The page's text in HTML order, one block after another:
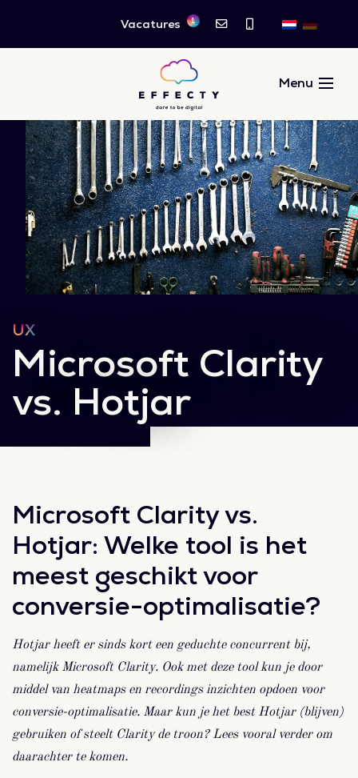
Vacatures 1
UX
Microsoft Clarity
vs. Hotjar
Microsoft Clarity vs.
Hotjar: Welke tool is het
meest geschikt voor
conversie-optimalisatie?
Hotjar heeft er sinds kort een geduchte concurrent bij,
namelijk Microsoft Clarity. Ook met deze tool kun je door
middel van heatmaps en recordings inzichten opdoen voor
conversie-optimalisatie. Maar kun je het best Hotjar (blijven)
gebruiken of steelt Clarity de troon? Lees vooral verder om
daarachter te komen.